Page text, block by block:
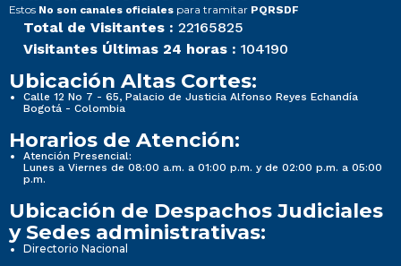
Estos No son canales oficiales para tramitar PQRSDF
Total de Visitantes : 22165825
Visitantes Últimas 24 horas : 104190
Ubicación Altas Cortes:
Calle 12 No 7 - 65, Palacio de Justicia Alfonso Reyes Echandía
Bogotá - Colombia
Horarios de Atención:
Atención Presencial:
Lunes a Viernes de 08:00 a.m. a 01:00 p.m. y de 02:00 p.m. a 05:00
p.m.
Ubicación de Despachos Judiciales
y Sedes administrativas:
Directorio Nacional